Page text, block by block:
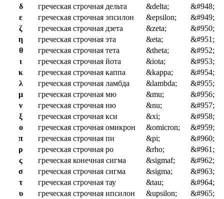
δ
греческая строчная дельта &delta;
&#948;
ε
греческая строчная эпсилон &epsilon;
&#949;
ζ
греческая строчная дзета &zeta;
&#950;
η
греческая строчная эта &eta;
&#951;
θ
греческая строчная тета &theta;
&#952;
ι
греческая строчная йота &iota;
&#953;
κ
греческая строчная каппа &kappa;
&#954;
λ
греческая строчная ламбда &lambda;
&#955;
μ
греческая строчная мю &mu;
&#956;
ν
греческая строчная ню &nu;
&#957;
ξ
греческая строчная кси &xi;
&#958;
ο
греческая строчная омикрон &omicron;
&#959;
π
греческая строчная пи &pi;
&#960;
ρ
греческая строчная ро &rho;
&#961;
ς
греческая конечная сигма &sigmaf;
&#962;
σ
греческая строчная сигма &sigma;
&#963;
τ
греческая строчная тау &tau;
&#964;
υ
греческая строчная ипсилон &upsilon;
&#965;